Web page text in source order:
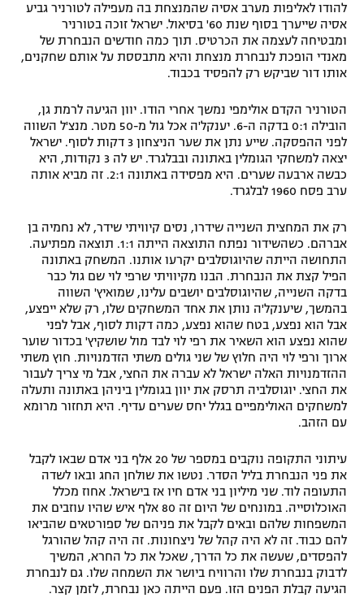
להודו לאליפות מערב אסיה שהמנצחת בה מעפילה לטורניר גביע
אסיה שייערך בסוף שנת 60' בסיאול. ישראל זוכה בטורניר
ומבטיחה לעצמה את הכרטיס. תוך כמה חודשים הנבחרת של
מאנדי הופכת לנבחרת מנצחת והיא מתבססת על אותם שחקנים,
אותו דור שביקש רק להפסיד בכבוד.
הטורניר הקדם אולימפי נמשך אחרי הודו. יוון הגיעה לרמת גן,
הובילה 0:1 בדקה ה-6. יענקל'ה אכל גול מ-50 מטר. מנצ'ל השווה
לפני ההפסקה. שייע נתן את שער הניצחון 3 דקות לסוף. ישראל
יצאה למשחקי הגומלין באתונה ובבלגרד. יש לה 3 נקודות, היא
כבשה ארבעה שערים. היא מפסידה באתונה 2:1. זה מביא אותה
ערב פסח 1960 לבלגרד.
רק את המחצית השנייה שידרו, נסים קיוויתי שידר, לא נחמיה בן
אברהם. כשהשידור נפתח התוצאה הייתה 1:1. תוצאה מפתיעה.
התחושה הייתה שהיוגוסלבים יקרעו אותנו. המשחק באתונה
הפיל קצת את הנבחרת. הבנו מקיוויתי שרפי לוי שם גול כבר
בדקה השנייה, שהיוגוסלבים יושבים עלינו, שמואיץ' השווה
בהמשך, שיענקל'ה נותן את אחד המשחקים שלו, רק שלא ייפצע,
אבל הוא נפצע, בטח שהוא נפצע, כמה דקות לסוף, אבל לפני
שהוא נפצע הוא השאיר את רפי לוי לבד מול שושקיץ' בכדור שוער
ארוך ורפי לוי היה חלוץ של שני גולים משתי הזדמנויות. חוץ משתי
ההזדמנויות האלה ישראל לא עברה את החצי, אבל מי צריך לעבור
את החצי. יוגוסלביה תרסק את יוון בגומלין ביניהן באתונה ותעלה
למשחקים האולימפיים בגלל יחס שערים עדיף. היא תחזור מרומא
עם הזהב.
עיתוני התקופה נוקבים במספר של 20 אלף בני אדם שבאו לקבל
את פני הנבחרת בליל הסדר. נטשו את שולחן החג ובאו לשדה
התעופה לוד. שני מיליון בני אדם חיו אז בישראל. אחוז מכלל
האוכלוסייה. במונחים של היום זה 80 אלף איש שהיו עוזבים את
המשפחות שלהם ובאים לקבל את פניהם של ספורטאים שהביאו
להם כבוד. זה לא היה קהל של ניצחונות. זה היה קהל שהורגל
להפסדים, שעשה את כל הדרך, שאכל את כל החרא, המשיך
לדבוק בנבחרת שלו והרוויח ביושר את השמחה שלו. גם לנבחרת
הגיעה קבלת הפנים הזו. פעם הייתה כאן נבחרת, לזמן קצר.